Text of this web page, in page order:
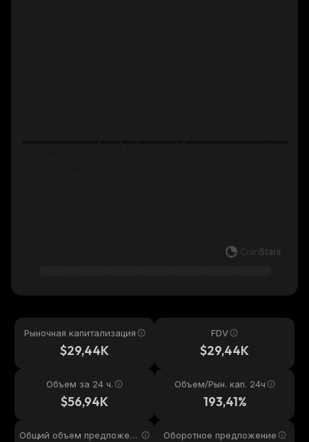
Рыночная капитализация
$29,44K
FDV
$29,44K
Объем за 24 ч.
$56,94K
Объем/Рын. кап. 24ч
193,41%
Общий объем предложени
Оборотное предложение